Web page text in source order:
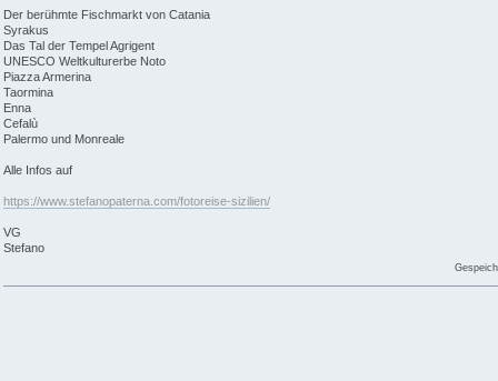
Der berühmte Fischmarkt von Catania
Syrakus
Das Tal der Tempel Agrigent
UNESCO Weltkulturerbe Noto
Piazza Armerina
Taormina
Enna
Cefalù
Palermo und Monreale
Alle Infos auf
https://www.stefanopaterna.com/fotoreise-sizilien/
VG
Stefano